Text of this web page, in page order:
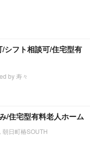
/シフト相談可/住宅型有
by 寿々
/住宅型有料老人ホーム
朝日町椿SOUTH